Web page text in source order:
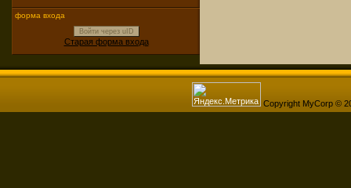
форма входа
Войти через uID
Старая форма входа
Copyright MyCorp ©